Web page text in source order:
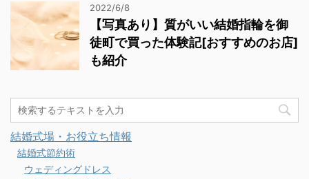
2022/6/8
【写真あり】質がいい結婚指輪を御
徒町で買った体験記[おすすめのお店]
も紹介
結婚式場・お役立ち情報
結婚式節約術
ウェディングドレス